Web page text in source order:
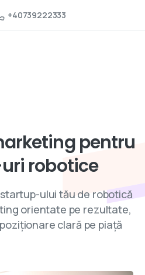
+40739222333
pentru
robotice
ului tău de robotică
orientate pe rezultate,
clară pe piață